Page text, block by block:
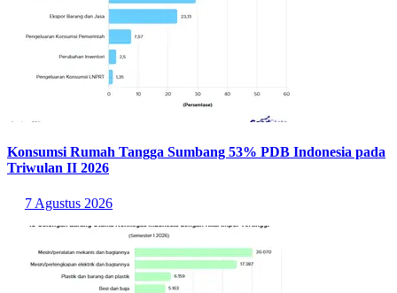
Konsumsi Rumah Tangga Sumbang 53% PDB Indonesia pada
Triwulan II 2026
7 Agustus 2026